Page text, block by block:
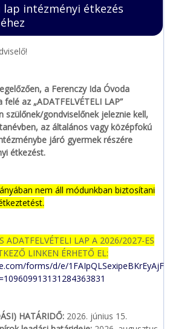
intézményi étkezés
a Ferenczy Ida Óvoda
az „ADATFELVÉTELI LAP”
szülőnek/gondviselőnek jeleznie kell,
az általános vagy középfokú
járó gyermek részére
étkezést.
nem áll módunkban biztosítani
ADATFELVÉTELI LAP A 2026/2027-ES
LINKEN ÉRHETŐ EL:
forms/d/e/
HATÁRIDŐ: 2026. június 15.